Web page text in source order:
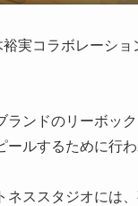
実コラボレーショ
ランドのリーボッ
ルするために行わ
ネススタジオには